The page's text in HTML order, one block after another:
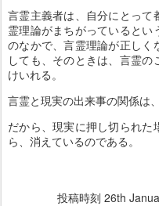
言霊主義者は、自分にとっ
霊理論がまちがっていると
のなかで、言霊理論が正しく
しても、そのときは、言霊
けいれる。
言霊と現実の出来事の関係は
だから、現実に押し切られ
ら、消えているのである。
投稿時刻 26th